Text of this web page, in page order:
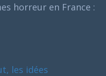
horreur en France :
les idées